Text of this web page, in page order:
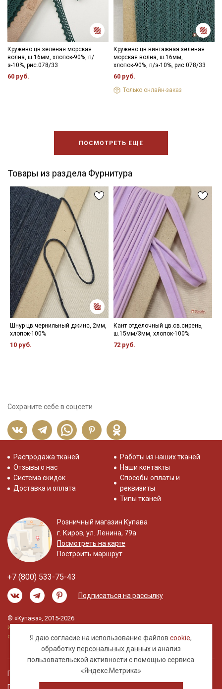
Кружево цв.зеленая морская
волна, ш.16мм, хлопок-90%, п/
э-10%, рис.078/33
60 руб.
Кружево цв.винтажная зеленая
морская волна, ш.16мм,
хлопок-90%, п/э-10%, рис.078/33
60 руб.
Только онлайн-заказ
ПОСМОТРЕТЬ ЕЩЕ
Товары из раздела Фурнитура
Шнур цв.чернильный джинс, 2мм,
хлопок-100%
10 руб.
Кант отделочный цв.св.сирень,
ш.15мм/3мм, хлопок-100%
72 руб.
Сохраните себе в соцсети
Я даю согласие на использование файловcookie,
обработкуперсональных данныхи анализ
пользовательской активности с помощью сервиса
«Яндекс.Метрика»
Распродажа тканей
Отзывы о нас
Система скидок
Доставка и оплата
Работы из наших тканей
Наши контакты
Способы оплаты и
реквизиты
Типы тканей
Розничный магазин Купава
г. Киров, ул. Ленина, 79а
Посмотреть на карте
Построить маршрут
+7 (800) 533-75-43
Подписаться на рассылку
© «Купава», 2015-2026
Информация на сайте не является публичной
офертой.
Правовая информация
Политика обработки персональных данных